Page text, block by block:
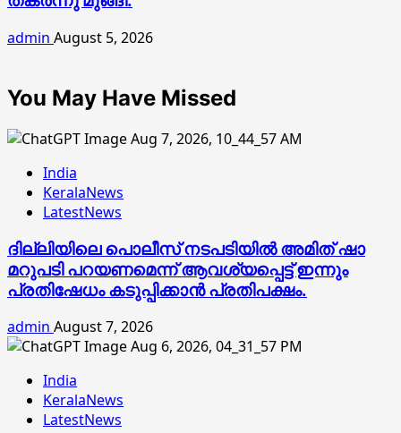
admin August 5, 2026
You May Have Missed
India
KeralaNews
LatestNews
ദില്ലിയിലെ പൊലീസ് നടപടിയിൽ അമിത് ഷാ
മറുപടി പറയണമെന്ന് ആവശ്യപ്പെട്ട് ഇന്നും
പ്രതിഷേധം കടുപ്പിക്കാൻ പ്രതിപക്ഷം.
admin August 7, 2026
India
KeralaNews
LatestNews